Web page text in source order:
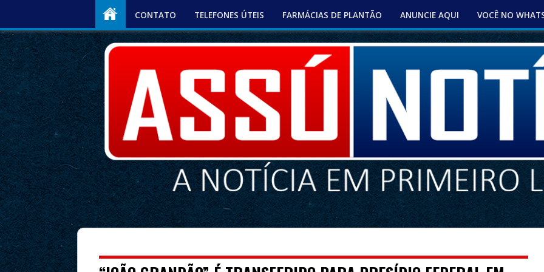
CONTATO TELEFONES ÚTEIS FARMÁCIAS DE PLANTÃO ANUNCIE AQUI VOCÊ NO